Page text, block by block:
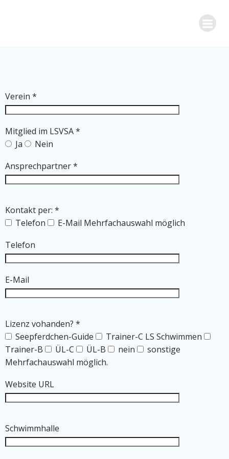
Verein *
Mitglied im LSVSA*
Ja
Nein
Ansprechpartner*
Kontakt per: *
Telefon
E-Mail Mehrfachauswahl möglich
Telefon
E-Mail
Lizenz vohanden? *
Seepferdchen-Guide
Trainer-C LS Schwimmen
Trainer-B
ÜL-C ÜL-B nein
sonstige
Mehrfachauswahl möglich.
Website URL
Schwimmhalle